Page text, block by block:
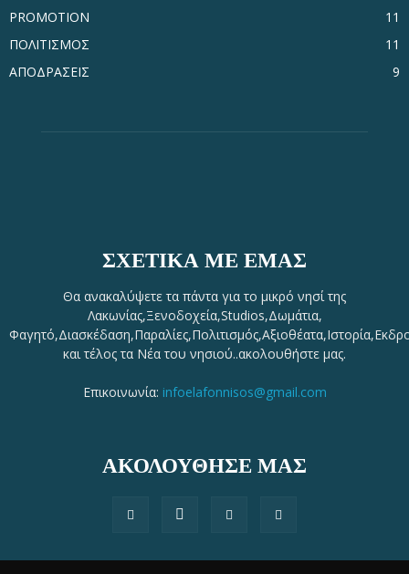
PROMOTION
11
ΠΟΛΙΤΙΣΜΟΣ
11
ΑΠΟΔΡΑΣΕΙΣ
9
ΣΧΕΤΙΚΆ ΜΕ ΕΜΆΣ
Θα ανακαλύψετε τα πάντα για το μικρό νησί της
Λακωνίας,Ξενοδοχεία,Studios,Δωμάτια,
και τέλος τα Νέα του νησιού..ακολουθήστε μας.
Επικοινωνία: infoelafonnisos@gmail.com
ΑΚΟΛΟΥΘΗΣΕ ΜΑΣ